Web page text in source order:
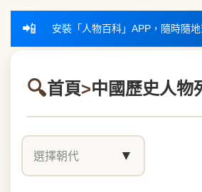
📲 安裝「人物百科」APP，隨時隨地
首頁>中國歷史人物
選擇朝代 ▼